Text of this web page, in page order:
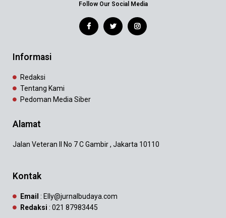
Follow Our Social Media
Informasi
Redaksi
Tentang Kami
Pedoman Media Siber
Alamat
Jalan Veteran II No 7 C Gambir , Jakarta 10110
Kontak
Email : Elly@jurnalbudaya.com
Redaksi : 021 87983445